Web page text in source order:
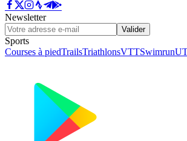
Newsletter
Valider
Sports
Courses à piedTrailsTriathlonsVTTSwimrun